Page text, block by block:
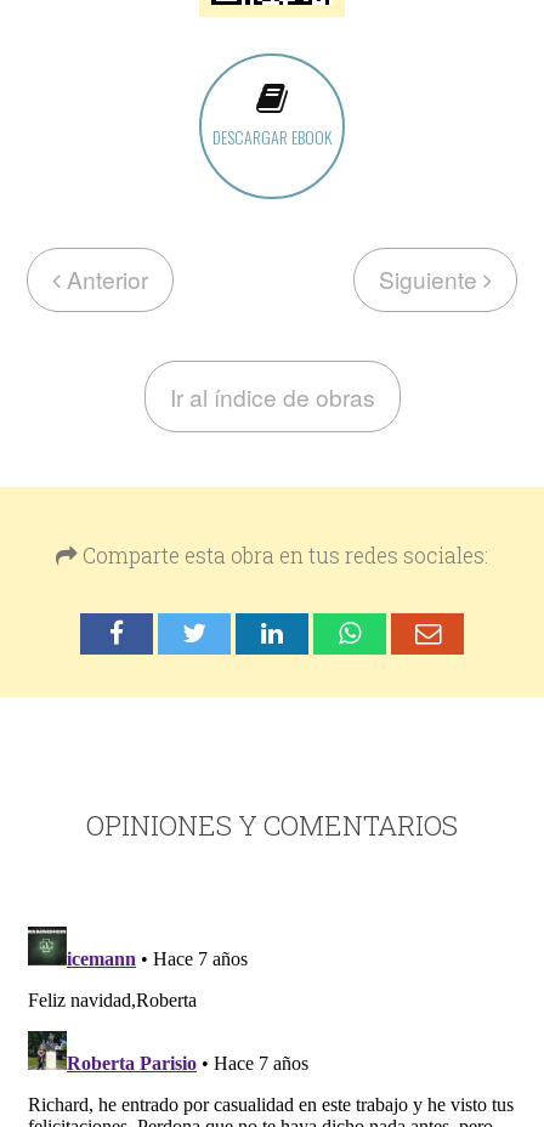
DESCARGAR EBOOK
Anterior Siguiente
Ir al índice de obras
Comparte esta obra en tus redes sociales:
OPINIONES Y COMENTARIOS